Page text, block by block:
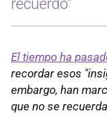
recuerdo"
El tiempo ha
recordar esos
embargo, han
que no se